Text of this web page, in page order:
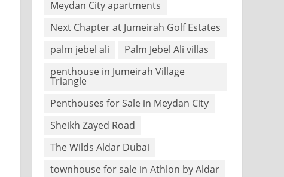
Meydan City apartments
Next Chapter at Jumeirah Golf Estates
palm jebel ali
Palm Jebel Ali villas
penthouse in Jumeirah Village
Triangle
Penthouses for Sale in Meydan City
Sheikh Zayed Road
The Wilds Aldar Dubai
townhouse for sale in Athlon by Aldar